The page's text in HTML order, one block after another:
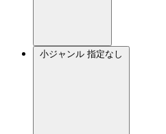
小ジャンル 指定なし